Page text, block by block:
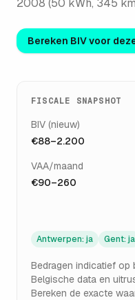
2008 (50 kWh, 345
Bereken BIV voor
FISCALE SNAPSHOT
BIV (nieuw)
€88–2.200
VAA/maand
€90–260
Antwerpen: ja Gent: ja
Bedragen indicatief
Belgische data en
Bereken de exacte